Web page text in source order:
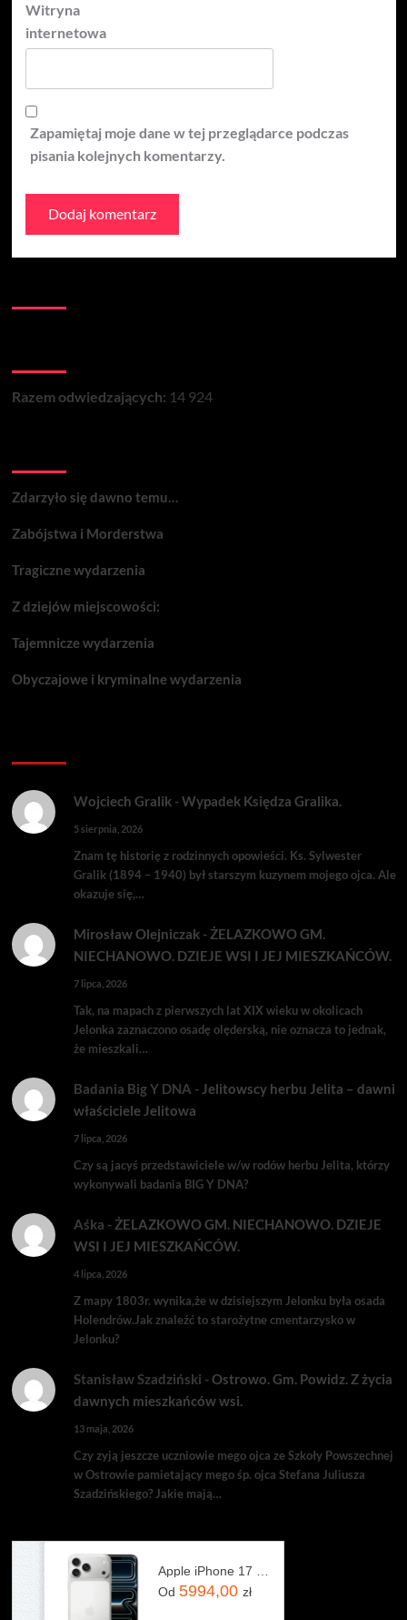
Witryna
internetowa
Zapamiętaj moje dane w tej przeglądarce podczas
pisania kolejnych komentarzy.
Razem odwiedzających: 14 924
Zdarzyło się dawno temu…
Zabójstwa i Morderstwa
Tragiczne wydarzenia
Z dziejów miejscowości:
Tajemnicze wydarzenia
Obyczajowe i kryminalne wydarzenia
Wojciech Gralik-Wypadek Księdza Gralika.
5 sierpnia, 2026
Znam tę historię z rodzinnych opowieści. Ks. Sylwester
Gralik (1894 – 1940) był starszym kuzynem mojego ojca. Ale
okazuje się,…
Mirosław Olejniczak- ŻELAZKOWO GM.
NIECHANOWO. DZIEJE WSI I JEJ MIESZKAŃCÓW.
7 lipca, 2026
Tak, na mapach z pierwszych lat XIX wieku w okolicach
Jelonka zaznaczono osadę olęderską, nie oznacza to jednak,
że mieszkali…
Badania Big Y DNA - Jelitowscy herbu Jelita – dawni
właściciele Jelitowa
7 lipca, 2026
Czy są jacyś przedstawiciele w/w rodów herbu Jelita, którzy
wykonywali badania BIG Y DNA?
Aśka - ŻELAZKOWO GM. NIECHANOWO. DZIEJE
WSI I JEJ MIESZKAŃCÓW.
4 lipca, 2026
Z mapy 1803r. wynika,że w dzisiejszym Jelonku była osada
Holendrów.Jak znaleźć to starożytne cmentarzysko w
Jelonku?
Stanisław Szadziński -Ostrowo. Gm. Powidz. Z życia
dawnych mieszkańców wsi.
13 maja, 2026
Czy zyją jeszcze uczniowie mego ojca ze Szkoły Powszechnej
w Ostrowie pamietający mego śp. ojca Stefana Juliusza
Szadzińskiego? Jakie mają…
Od 5994,00 zł